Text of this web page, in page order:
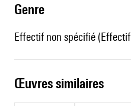
genre
Effectif non spécifié
œuvres similaires